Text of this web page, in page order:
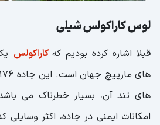
لوس کاراکولس شیلی
قبلا اشاره کرده بودیم که کاراکولس
های تند آن، بسیار خطرناک می
امکانات ایمنی در جاده، اکثر وسایلی